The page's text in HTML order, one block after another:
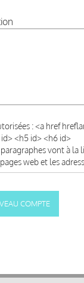
: <a href
<h5 id> <h6 id>
vont à la
pages web et les